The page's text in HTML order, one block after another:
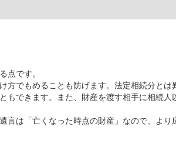
点です。
方でもめることも防げます。法定相続分とは
もできます。また、財産を渡す相手に相続人
言は「亡くなった時点の財産」なので、より